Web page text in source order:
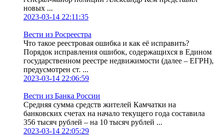
новых ...
2023-03-14 22:11:35
Вести из Росреестра
Что такое реестровая ошибка и как её исправить?
Порядок исправления ошибок, содержащихся в Едином
государственном реестре недвижимости (далее – ЕГРН),
предусмотрен ст. ...
2023-03-14 22:06:59
Вести из Банка России
Средняя сумма средств жителей Камчатки на
банковских счетах на начало текущего года составила
356 тысяч рублей – на 10 тысяч рублей ...
2023-03-14 22:05:29